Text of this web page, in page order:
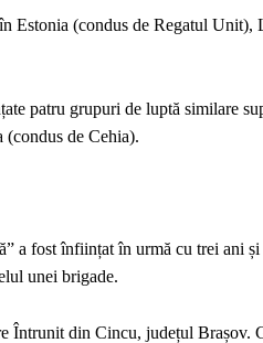
Estonia (condus de Regatul
patru grupuri de luptă similare
(condus de Cehia).
a fost înființat în urmă cu trei ani
unei brigade.
Întrunit din Cincu, județul Brașov.